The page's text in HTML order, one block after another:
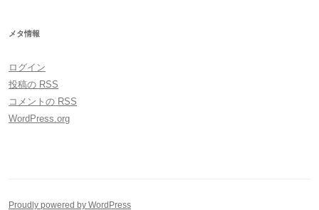
メタ情報
ログイン
投稿の RSS
コメントの RSS
WordPress.org
Proudly powered by WordPress